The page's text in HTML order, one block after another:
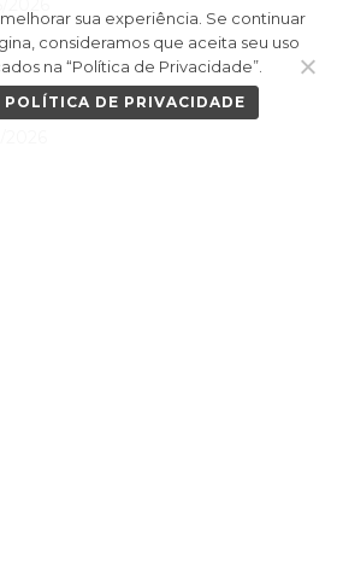
sua experiência. Se continuar
consideramos que aceita seu uso
na “Política de Privacidade”.
POLÍTICA DE PRIVACIDADE